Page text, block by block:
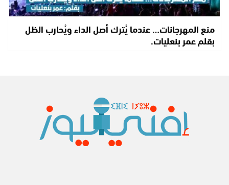
منع المهرجانات… عندما يُترك أصل الداء ويُحارب الظل
بقلم عمر بنعليات.